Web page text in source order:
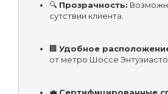
🔍 Прозрачность:
сутствии клиента.
🏢 Удобное
от метро Шоссе